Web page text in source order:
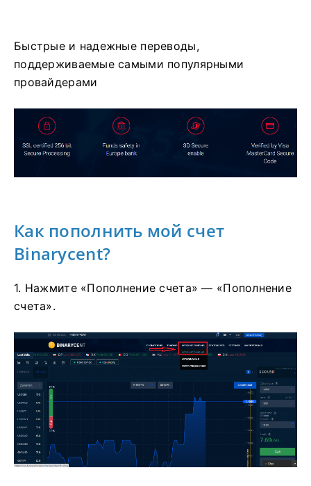
Быстрые и надежные переводы,
поддерживаемые самыми популярными
провайдерами
Как пополнить мой счет
Binarycent?
1. Нажмите «Пополнение счета» — «Пополнение
счета».